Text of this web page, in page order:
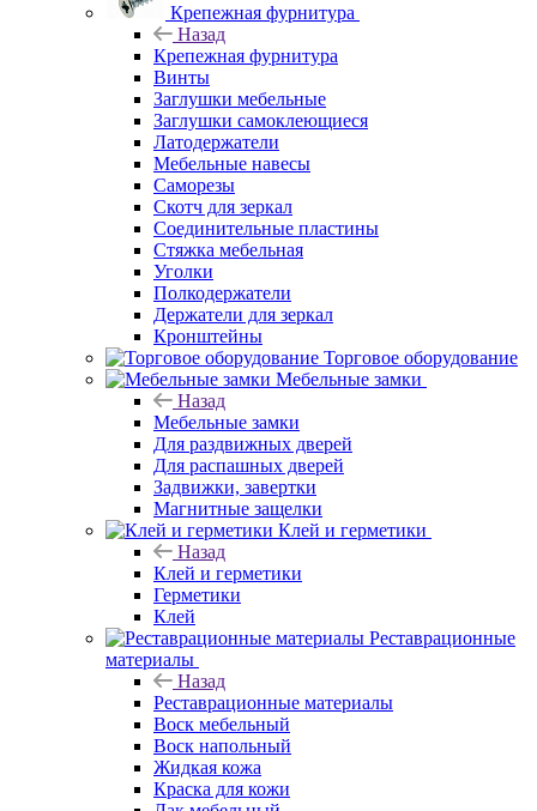
Крепежная фурнитура
Назад
Крепежная фурнитура
Винты
Заглушки мебельные
Заглушки самоклеющиеся
Латодержатели
Мебельные навесы
Саморезы
Скотч для зеркал
Соединительные пластины
Стяжка мебельная
Уголки
Полкодержатели
Держатели для зеркал
Кронштейны
Торговое оборудование
Мебельные замки
Назад
Мебельные замки
Для раздвижных дверей
Для распашных дверей
Задвижки, завертки
Магнитные защелки
Клей и герметики
Назад
Клей и герметики
Герметики
Клей
Реставрационные
материалы
Назад
Реставрационные материалы
Воск мебельный
Воск напольный
Жидкая кожа
Краска для кожи